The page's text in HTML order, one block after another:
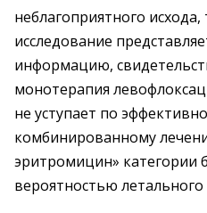
неблагоприятного
исследование
информацию,
монотерапия
не уступает по
комбинированному
эритромицин» категории
вероятностью летального